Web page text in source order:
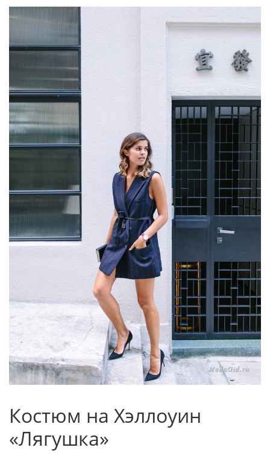
Костюм на Хэллоуин
«Лягушка»